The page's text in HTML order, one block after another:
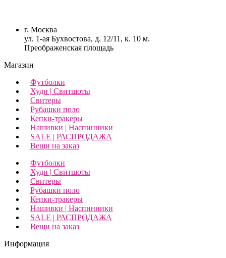
г. Москва
ул. 1-ая Бухвостова, д. 12/11, к. 10 м.
Преображенская площадь
Магазин
Футболки
Худи | Свитшоты
Свитеры
Рубашки поло
Кепки-тракеры
Нашивки | Наспинники
SALE | РАСПРОДАЖА
Вещи на заказ
Футболки
Худи | Свитшоты
Свитеры
Рубашки поло
Кепки-тракеры
Нашивки | Наспинники
SALE | РАСПРОДАЖА
Вещи на заказ
Информация